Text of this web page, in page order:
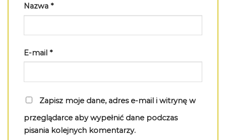
Nazwa *
E-mail *
Zapisz moje dane, adres e-mail i witrynę w
przeglądarce aby wypełnić dane podczas
pisania kolejnych komentarzy.